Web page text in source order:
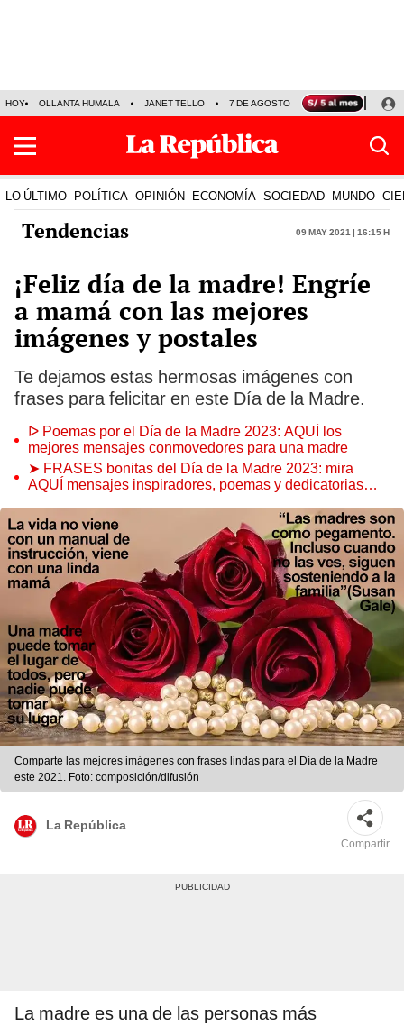
HOY OLLANTA HUMALA JANET TELLO 7 DE AGOSTO TINKA RESULTADOS
LO ÚLTIMO POLÍTICA OPINIÓN ECONOMÍA SOCIEDAD MUNDO
Tendencias 09 May 2021 | 16:15 h
¡Feliz día de la madre! Engríe
a mamá con las mejores
imágenes y postales
Te dejamos estas hermosas imágenes con
frases para felicitar en este Día de la Madre.
ᐅ Poemas por el Día de la Madre 2023: AQUÍ los
mejores mensajes conmovedores para una madre
➤ FRASES bonitas del Día de la Madre 2023: mira
AQUÍ mensajes inspiradores, poemas y dedicatorias
Comparte las mejores imágenes con frases lindas para el Día de la Madre
este 2021. Foto: composición/difusión
La República
Compartir
La madre es una de las personas más